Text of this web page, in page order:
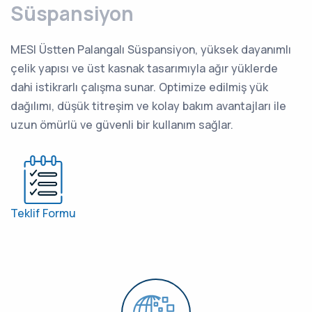
Süspansiyon
MESI Üstten Palangalı Süspansiyon, yüksek dayanımlı
çelik yapısı ve üst kasnak tasarımıyla ağır yüklerde
dahi istikrarlı çalışma sunar. Optimize edilmiş yük
dağılımı, düşük titreşim ve kolay bakım avantajları ile
uzun ömürlü ve güvenli bir kullanım sağlar.
Teklif Formu